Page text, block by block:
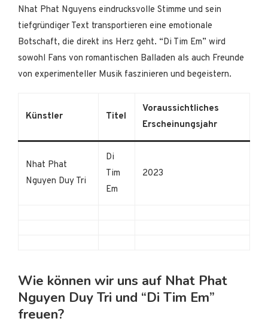
Nhat Phat Nguyens eindrucksvolle Stimme und sein
tiefgründiger Text transportieren eine emotionale
Botschaft, die direkt ins Herz geht. “Di Tim Em” wird
sowohl Fans von romantischen Balladen als auch Freunde
von experimenteller Musik faszinieren und begeistern.
Künstler Titel
Voraussichtliches
Erscheinungsjahr
Nhat Phat
Nguyen Duy Tri
Di
Tim
Em
2023
Wie können wir uns auf Nhat Phat
Nguyen Duy Tri und “Di Tim Em”
freuen?